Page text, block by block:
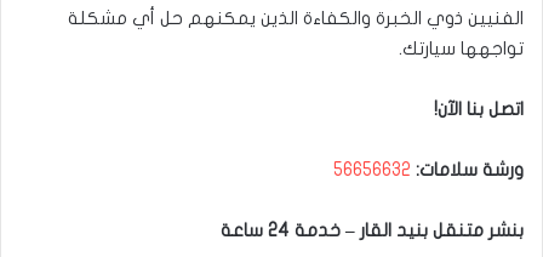
الفنيين ذوي الخبرة والكفاءة الذين يمكنهم حل أي مشكلة
تواجهها سيارتك.
اتصل بنا الآن!
ورشة سلامات: 56656632
بنشر متنقل بنيد القار – خدمة 24 ساعة